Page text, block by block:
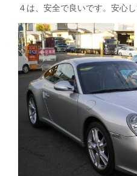
４は、安全で良いです。安心